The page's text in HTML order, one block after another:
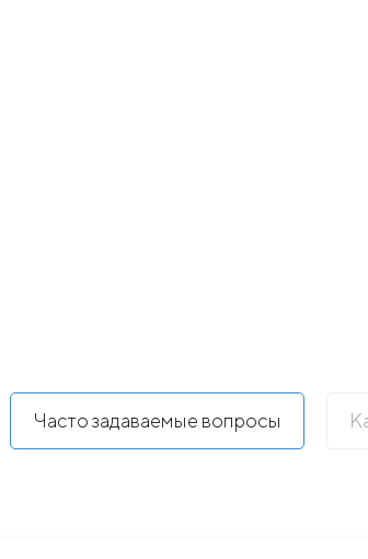
Часто задаваемые вопросы